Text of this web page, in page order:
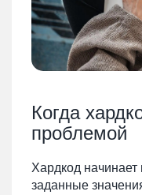
Когда
проблемой
Хардкод начинает
заданные